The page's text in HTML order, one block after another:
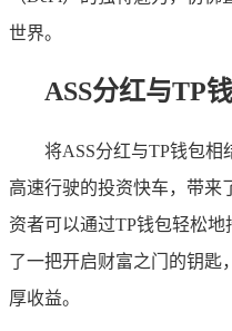
世界。
ASS分红与TP
将ASS分红与TP钱包相
高速行驶的投资快车，带来
资者可以通过TP钱包轻松
了一把开启财富之门的钥匙
厚收益。